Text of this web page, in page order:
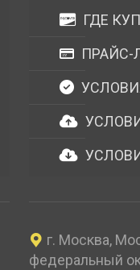
ГДЕ
ПРАЙС-
г. Москва,
федеральный